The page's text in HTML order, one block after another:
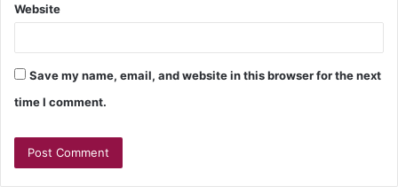
Website
Save my name, email, and website in this browser for the next
time I comment.